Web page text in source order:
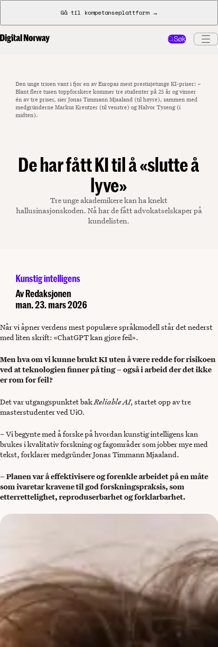
Gå til kompetanseplattform →
Søk
Den unge trioen vant i fjor en av Europas mest prestisjetunge KI-priser: –
Blant flere tusen toppforskere kommer tre studenter på 25 år og vinner
én av tre priser, sier Jonas Timmann Mjaaland (til høyre), sammen med
medgründerne Markus Kreutzer (til venstre) og Halvor Tyseng (i
midten).
De har fått KI til å «slutte å
lyve»
Tre unge akademikere kan ha knekt
hallusinasjonskoden. Nå har de fått advokatselskaper på
kundelisten.
Kunstig intelligens
AvRedaksjonen
man. 23. mars 2026
Når vi åpner verdens mest populære språkmodell står det nederst
med liten skrift: «ChatGPT kan gjøre feil».
Men hva om vi kunne brukt KI uten å være redde for risikoen
ved at teknologien finner på ting – også i arbeid der det ikke
er rom for feil?
Det var utgangspunktet bakReliable AI, startet opp av tre
masterstudenter ved UiO.
– Vi begynte med å forske på hvordan kunstig intelligens kan
brukes i kvalitativ forskning og fagområder som jobber mye med
tekst, forklarer medgründer Jonas Timmann Mjaaland.
– Planen var å effektivisere og forenkle arbeidet på en måte
som ivaretar kravene til god forskningspraksis, som
etterrettelighet, reproduserbarhet og forklarbarhet.